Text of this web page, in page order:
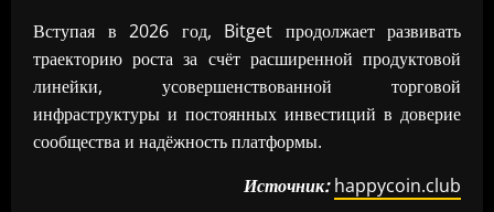
Вступая в 2026 год, Bitget продолжает развивать
траекторию роста за счёт расширенной продуктовой
линейки, усовершенствованной торговой
инфраструктуры и постоянных инвестиций в доверие
сообщества и надёжность платформы.
Источник: happycoin.club